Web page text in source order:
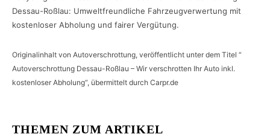
Dessau-Roßlau: Umweltfreundliche Fahrzeugverwertung mit
kostenloser Abholung und fairer Vergütung.
Originalinhalt von Autoverschrottung, veröffentlicht unter dem Titel “
Autoverschrottung Dessau-Roßlau – Wir verschrotten Ihr Auto inkl.
kostenloser Abholung“, übermittelt durch Carpr.de
THEMEN ZUM ARTIKEL